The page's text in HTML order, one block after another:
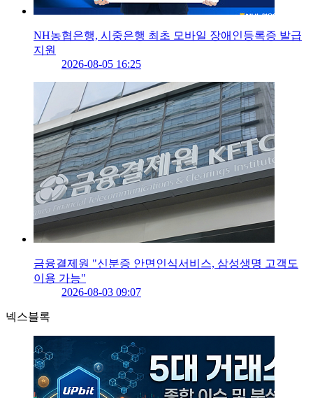
NH농협은행, 시중은행 최초 모바일 장애인등록증 발급
지원
2026-08-05 16:25
금융결제원 "신분증 안면인식서비스, 삼성생명 고객도
이용 가능"
2026-08-03 09:07
넥스블록